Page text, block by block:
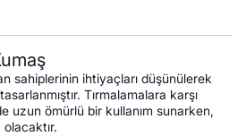
sahiplerinin ihtiyaçları düşünülerek
Tırmalamalara karşı
uzun ömürlü bir kullanım sunarken,